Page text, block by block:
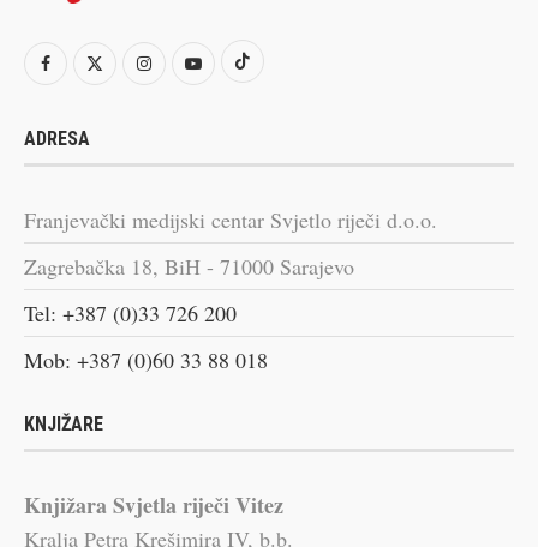
ADRESA
Franjevački medijski centar Svjetlo riječi d.o.o.
Zagrebačka 18, BiH - 71000 Sarajevo
Tel: +387 (0)33 726 200
Mob: +387 (0)60 33 88 018
KNJIŽARE
Knjižara Svjetla riječi Vitez
Kralja Petra Krešimira IV, b.b.